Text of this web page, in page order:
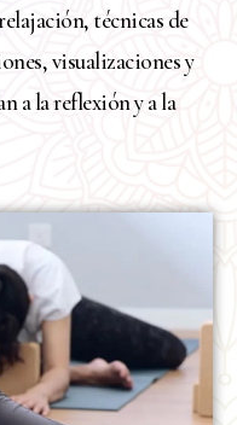
técnicas de
visualizaciones y
a la reflexión y a la